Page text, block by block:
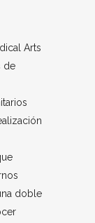
Arts
de
doble